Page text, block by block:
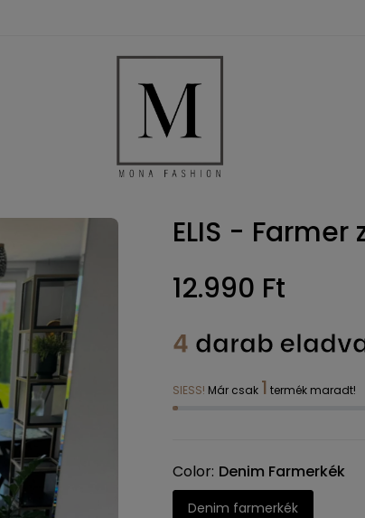
ELIS - Farmer
12.990 Ft
4 darab
SIESS! Már csak 1 termék maradt!
Color Denim Farmerkék
Denim farmerkék